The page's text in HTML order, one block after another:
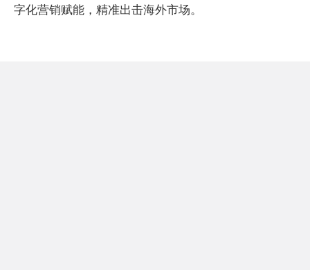
字化营销赋能，精准出击海外市场。